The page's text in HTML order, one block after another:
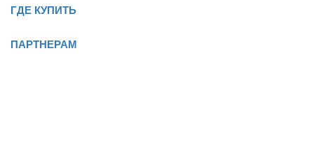
ГДЕ КУПИТЬ
ПАРТНЕРАМ